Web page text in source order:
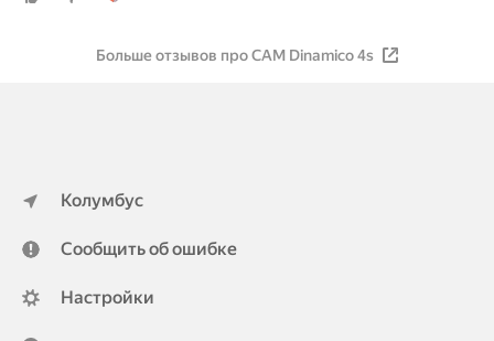
Больше отзывов про CAM Dinamico 4s
Колумбус
Сообщить об ошибке
Настройки